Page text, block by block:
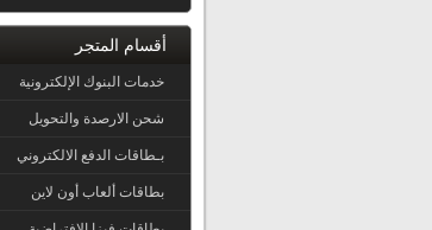
أقسام المتجر
خدمات البنوك الإلكترونية
شحن الارصدة والتحويل
بـطاقات الدفع الالكتروني
بطاقات ألعاب أون لاين